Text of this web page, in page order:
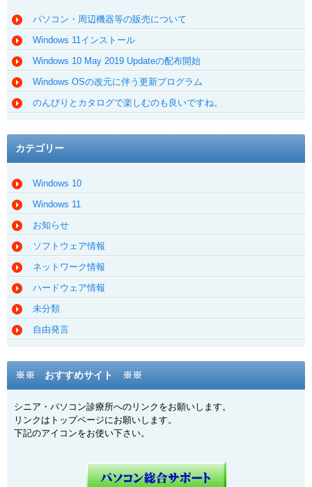
パソコン・周辺機器等の販売について
Windows 11インストール
Windows 10 May 2019 Updateの配布開始
Windows OSの改元に伴う更新プログラム
のんびりとカタログで楽しむのも良いですね。
カテゴリー
Windows 10
Windows 11
お知らせ
ソフトウェア情報
ネットワーク情報
ハードウェア情報
未分類
自由発言
※※ おすすめサイト ※※
シニア・パソコン診療所へのリンクをお願いします。
リンクはトップページにお願いします。
下記のアイコンをお使い下さい。